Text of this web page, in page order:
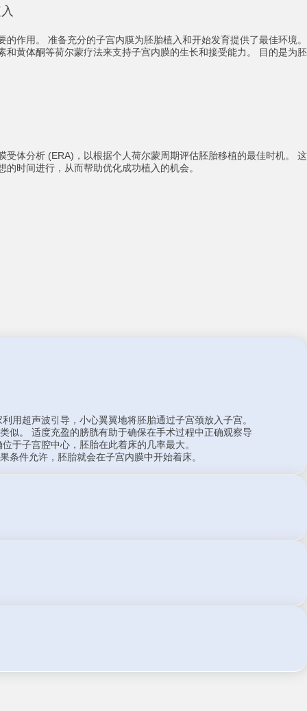
作用。 准备充分的子宫内膜为胚胎植入和开始发育提供了最佳环境。
和黄体酮等荷尔蒙疗法来支持子宫内膜的生长和接受能力。 目的是为胚
受体分析 (ERA)，以根据个人荷尔蒙周期评估胚胎移植的最佳时机。 这
时间进行，从而帮助优化成功植入的机会。
用超声波引导，小心翼翼地将胚胎通过子宫颈放入子宫。
似。 适度充盈的膀胱有助于确保在手术过程中正确观察导
于子宫腔中心，胚胎在此着床的几率最大。
条件允许，胚胎就会在子宫内膜中开始着床。